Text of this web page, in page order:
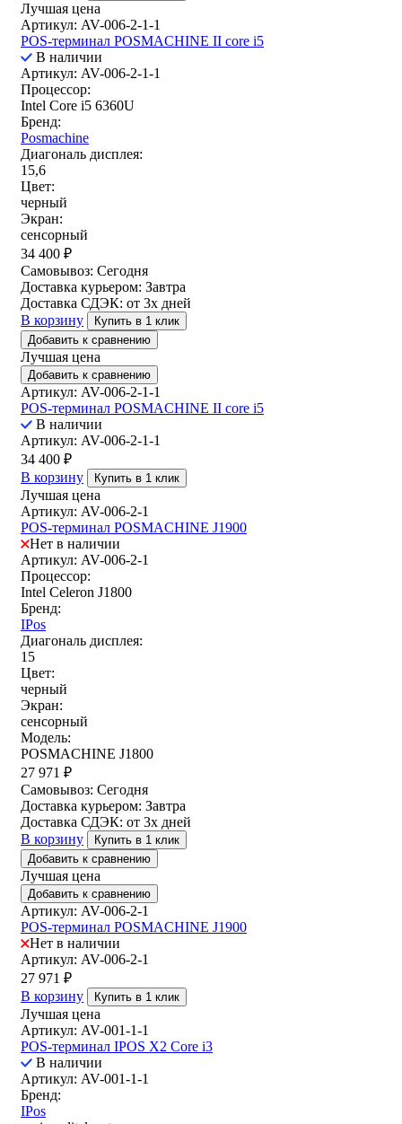
Лучшая цена
Артикул: AV-006-2-1-1
POS-терминал POSMACHINE II core i5
В наличии
Артикул: AV-006-2-1-1
Процессор:
Intel Core i5 6360U
Бренд:
Posmachine
Диагональ дисплея:
15,6
Цвет:
черный
Экран:
сенсорный
34 400 ₽
Самовывоз: Сегодня
Доставка курьером: Завтра
Доставка СДЭК: от 3х дней
В корзину
Купить в 1 клик
Добавить к сравнению
Лучшая цена
Добавить к сравнению
Артикул: AV-006-2-1-1
POS-терминал POSMACHINE II core i5
В наличии
Артикул: AV-006-2-1-1
34 400 ₽
В корзину
Купить в 1 клик
Лучшая цена
Артикул: AV-006-2-1
POS-терминал POSMACHINE J1900
Нет в наличии
Артикул: AV-006-2-1
Процессор:
Intel Celeron J1800
Бренд:
IPos
Диагональ дисплея:
15
Цвет:
черный
Экран:
сенсорный
Модель:
POSMACHINE J1800
27 971 ₽
Самовывоз: Сегодня
Доставка курьером: Завтра
Доставка СДЭК: от 3х дней
В корзину
Купить в 1 клик
Добавить к сравнению
Лучшая цена
Добавить к сравнению
Артикул: AV-006-2-1
POS-терминал POSMACHINE J1900
Нет в наличии
Артикул: AV-006-2-1
27 971 ₽
В корзину
Купить в 1 клик
Лучшая цена
Артикул: AV-001-1-1
POS-терминал IPOS X2 Core i3
В наличии
Артикул: AV-001-1-1
Бренд:
IPos